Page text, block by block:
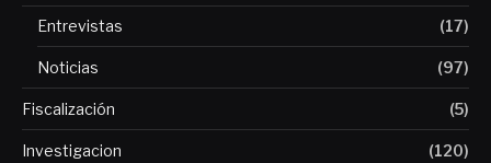
Entrevistas (17)
Noticias (97)
Fiscalización (5)
Investigacion (120)